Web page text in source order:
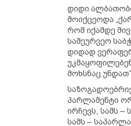
დიდი
მოიქცეოდა
რომ იქამდე
სამეურვეო
დიდად
მოხსნაც
პარლამენტი
ირჩევს, სამს
სამს –